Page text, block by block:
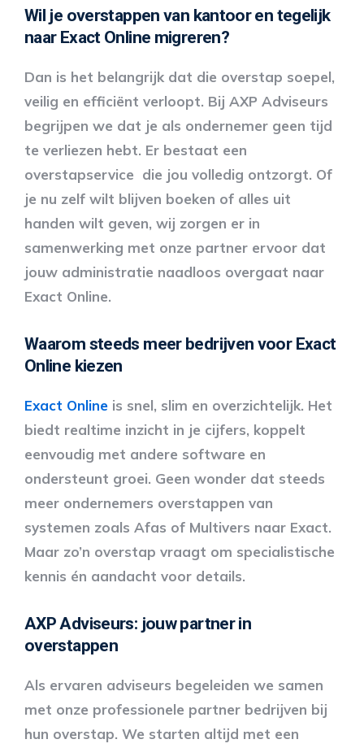
Wil je overstappen van kantoor en tegelijk
naar Exact Online migreren?
Dan is het belangrijk dat die overstap soepel,
veilig en efficiënt verloopt. Bij AXP Adviseurs
begrijpen we dat je als ondernemer geen tijd
te verliezen hebt. Er bestaat een
overstapservice die jou volledig ontzorgt. Of
je nu zelf wilt blijven boeken of alles uit
handen wilt geven, wij zorgen er in
samenwerking met onze partner ervoor dat
jouw administratie naadloos overgaat naar
Exact Online.
Waarom steeds meer bedrijven voor Exact
Online kiezen
Exact Online is snel, slim en overzichtelijk. Het
biedt realtime inzicht in je cijfers, koppelt
eenvoudig met andere software en
ondersteunt groei. Geen wonder dat steeds
meer ondernemers overstappen van
systemen zoals Afas of Multivers naar Exact.
Maar zo’n overstap vraagt om specialistische
kennis én aandacht voor details.
AXP Adviseurs: jouw partner in
overstappen
Als ervaren adviseurs begeleiden we samen
met onze professionele partner bedrijven bij
hun overstap. We starten altijd met een